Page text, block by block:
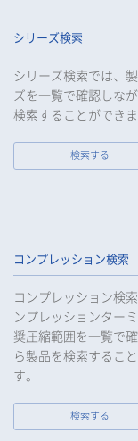
9. 当社は、個人情
等の保護を最優
めに合理的な範
みを行います。
当社は、個人
続的に見直し
ります。
個人情報の取得
当社は、当社サ
所、電話番号、
名、所属部署名
行口座情報等の
報を取得し、偽
なお、当社は、
ばWebビーコン
シリーズ検索
シリーズ検索では、
ズを一覧で確認しな
検索することができま
検索する
コンプレッション検索
コンプレッション検
ンプレッションター
奨圧縮範囲を一覧で
ら製品を検索するこ
す。
検索する